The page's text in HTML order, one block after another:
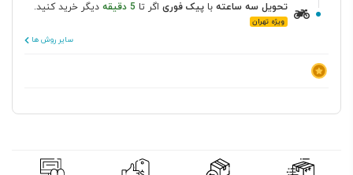
تحویل سه ساعته با پیک فوری اگر تا 5 دقیقه دیگر خرید کنید.
ویژه تهران
سایر روش ها